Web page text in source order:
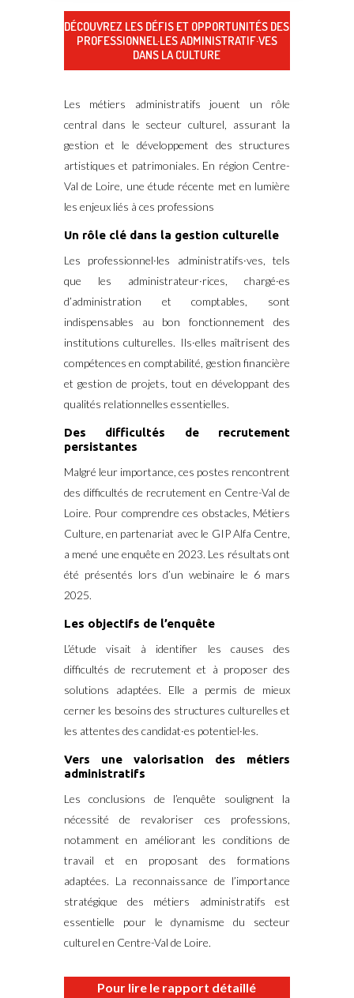
DÉCOUVREZ LES DÉFIS ET OPPORTUNITÉS DES
PROFESSIONNEL·LES ADMINISTRATIF·VES
DANS LA CULTURE
Les métiers administratifs jouent un rôle
central dans le secteur culturel, assurant la
gestion et le développement des structures
artistiques et patrimoniales. En région Centre-
Val de Loire, une étude récente met en lumière
les enjeux liés à ces professions
Un rôle clé dans la gestion culturelle
Les professionnel·les administratifs·ves, tels
que les administrateur·rices, chargé·es
d’administration et comptables, sont
indispensables au bon fonctionnement des
institutions culturelles. Ils·elles maîtrisent des
compétences en comptabilité, gestion financière
et gestion de projets, tout en développant des
qualités relationnelles essentielles.
Des difficultés de recrutement
persistantes
Malgré leur importance, ces postes rencontrent
des difficultés de recrutement en Centre-Val de
Loire. Pour comprendre ces obstacles, Métiers
Culture, en partenariat avec le GIP Alfa Centre,
a mené une enquête en 2023. Les résultats ont
été présentés lors d’un webinaire le 6 mars
2025.
Les objectifs de l’enquête
L’étude visait à identifier les causes des
difficultés de recrutement et à proposer des
solutions adaptées.
Elle a permis de mieux
cerner les besoins des structures culturelles et
les attentes des candidat·es potentiel·les.
Vers une valorisation des métiers
administratifs
Les conclusions de l’enquête soulignent la
nécessité de revaloriser ces professions,
notamment en améliorant les conditions de
travail et en proposant des formations
adaptées. La reconnaissance de l’importance
stratégique des métiers administratifs est
essentielle pour le dynamisme du secteur
culturel en Centre-Val de Loire.
Pour lire le rapport détaillé